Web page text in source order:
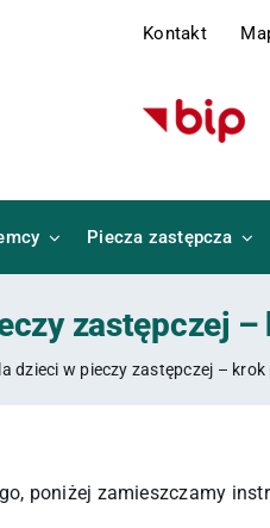
Kontakt
Piecza zastępcza
zastępczej
dzieci w pieczy zastępczej – krok
poniżej zamieszczamy